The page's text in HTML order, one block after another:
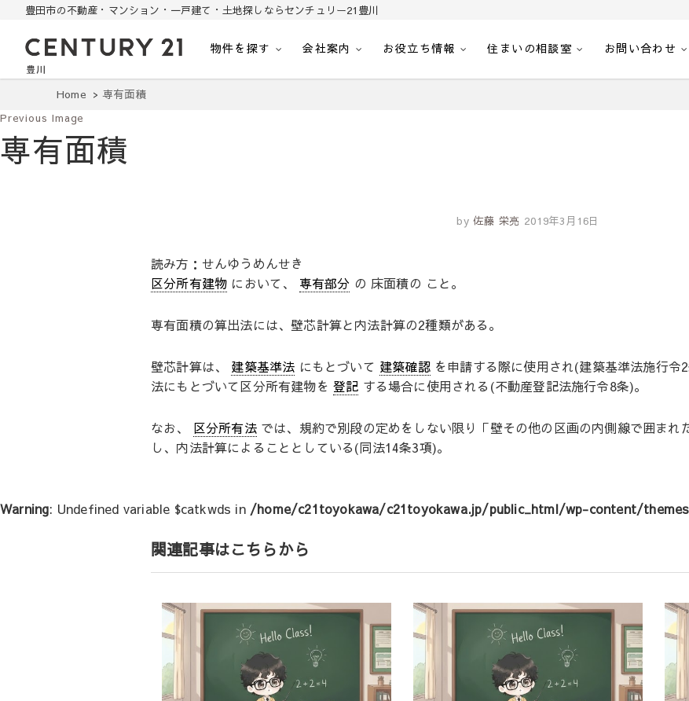
豊田市の不動産・マンション・一戸建て・土地探しならセンチュリー21豊川
豊田市の中古住宅・土地・リノベ物件探し｜センチュリー21豊川
物件を探す 会社案内 お役立ち情報 住まいの相談室 お問い合わせ
Home 専有面積
Previous Image
専有面積
by 佐藤 栄亮 2019年3月16日
読み方：せんゆうめんせき
区分所有建物 において、 専有部分 の 床面積の こと。
専有面積の算出法には、壁芯計算と内法計算の2種類がある。
壁芯計算は、 建築基準法 にもとづいて 建築確認を申請する際に使用され(建築基準法施行令
法にもとづいて区分所有建物を 登記 する場合に使用される(不動産登記法施行令8条)。
なお、 区分所有法では、規約で別段の定めをしない限り「壁その他の区画の内側線で囲まれ
し、内法計算によることとしている(同法14条3項)。
Warning: Undefined variable $catkwds in /home/c21toyokawa/c21toyokawa.jp/public_html/wp-content/
関連記事はこちらから